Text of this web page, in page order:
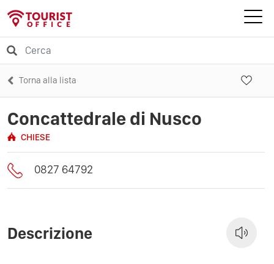
Torna alla lista
Concattedrale di Nusco
CHIESE
0827 64792
Descrizione